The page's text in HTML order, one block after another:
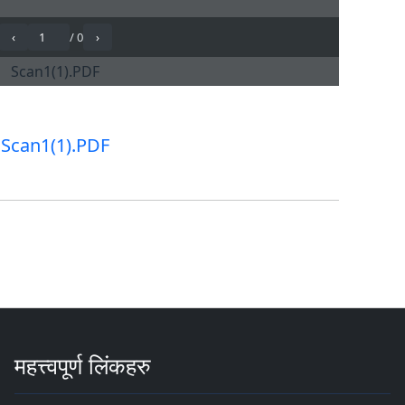
Scan1(1).PDF
महत्त्वपूर्ण लिंकहरु